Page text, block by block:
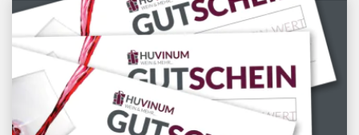
Wein-Pakete
Spirituosen-Pakete
Geschenk-Pakete
Weine
Spirituosen
Marken